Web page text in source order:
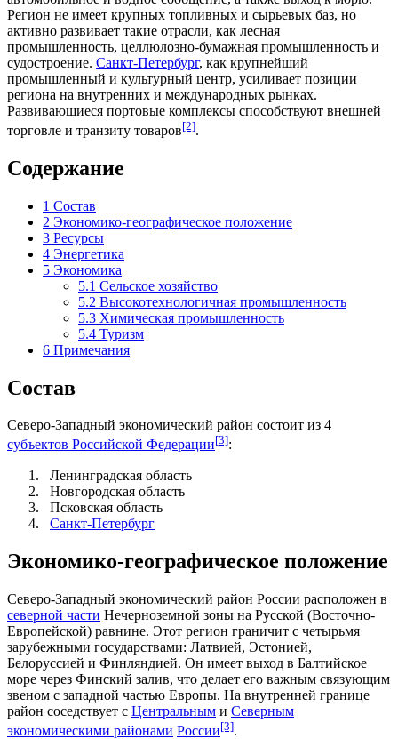
Регион не имеет крупных топливных и сырьевых баз, но
активно развивает такие отрасли, как лесная
промышленность, целлюлозно-бумажная промышленность и
судостроение. Санкт-Петербург, как крупнейший
промышленный и культурный центр, усиливает позиции
региона на внутренних и международных рынках.
Развивающиеся портовые комплексы способствуют внешней
торговле и транзиту товаров[2].
Содержание
1 Состав
2 Экономико-географическое положение
3 Ресурсы
4 Энергетика
5 Экономика
5.1 Сельское хозяйство
5.2 Высокотехнологичная промышленность
5.3 Химическая промышленность
5.4 Туризм
6 Примечания
Состав
Северо-Западный экономический район состоит из 4
субъектов Российской Федерации[3]:
Ленинградская область
Новгородская область
Псковская область
Санкт-Петербург
Экономико-географическое положение
Северо-Западный экономический район России расположен в
северной части Нечерноземной зоны на Русской (Восточно-
Европейской) равнине. Этот регион граничит с четырьмя
зарубежными государствами: Латвией, Эстонией,
Белоруссией и Финляндией. Он имеет выход в Балтийское
море через Финский залив, что делает его важным связующим
звеном с западной частью Европы. На внутренней границе
район соседствует с Центральным и Северным
экономическими районами России[3].